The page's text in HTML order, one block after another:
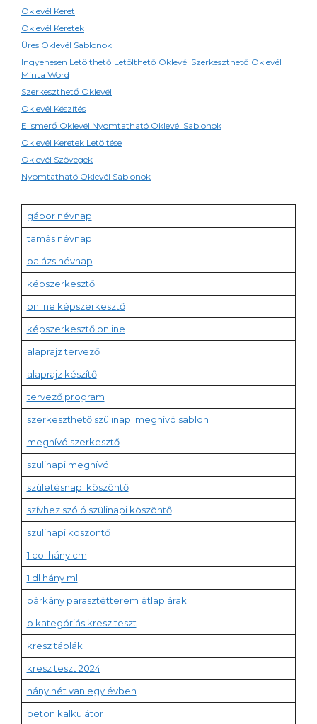
Oklevél Keret
Oklevél Keretek
Üres Oklevél Sablonok
Ingyenesen Letölthető Letölthető Oklevél Szerkeszthető Oklevél
Minta Word
Szerkeszthető Oklevél
Oklevél Készítés
Elismerő Oklevél Nyomtatható Oklevél Sablonok
Oklevél Keretek Letöltése
Oklevél Szövegek
Nyomtatható Oklevél Sablonok
gábor névnap
tamás névnap
balázs névnap
képszerkesztő
online képszerkesztő
képszerkesztő online
alaprajz tervező
alaprajz készítő
tervező program
szerkeszthető szülinapi meghívó sablon
meghívó szerkesztő
szülinapi meghívó
születésnapi köszöntő
szívhez szóló szülinapi köszöntő
szülinapi köszöntő
1 col hány cm
1 dl hány ml
párkány parasztétterem étlap árak
b kategóriás kresz teszt
kresz táblák
kresz teszt 2024
hány hét van egy évben
beton kalkulátor